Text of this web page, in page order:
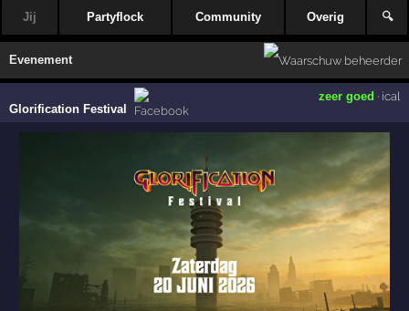
Jij Partyflock Community Overig 🔍
Evenement
Glorification Festival
zeer goed · ical